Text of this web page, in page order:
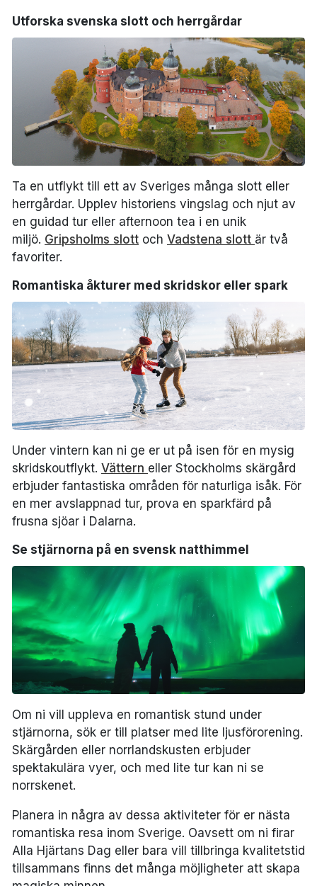
Utforska svenska slott och herrgårdar
Ta en utflykt till ett av Sveriges många slott eller
herrgårdar. Upplev historiens vingslag och njut av
en guidad tur eller afternoon tea i en unik
miljö. Gripsholms slott och Vadstena slott är två
favoriter.
Romantiska åkturer med skridskor eller spark
Under vintern kan ni ge er ut på isen för en mysig
skridskoutflykt. Vättern eller Stockholms skärgård
erbjuder fantastiska områden för naturliga isåk. För
en mer avslappnad tur, prova en sparkfärd på
frusna sjöar i Dalarna.
Se stjärnorna på en svensk natthimmel
Om ni vill uppleva en romantisk stund under
stjärnorna, sök er till platser med lite ljusförorening.
Skärgården eller norrlandskusten erbjuder
spektakulära vyer, och med lite tur kan ni se
norrskenet.
Planera in några av dessa aktiviteter för er nästa
romantiska resa inom Sverige. Oavsett om ni firar
Alla Hjärtans Dag eller bara vill tillbringa kvalitetstid
tillsammans finns det många möjligheter att skapa